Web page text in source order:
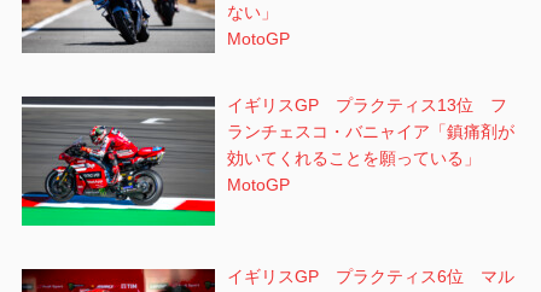
ない」
MotoGP
イギリスGP プラクティス13位 フ
ランチェスコ・バニャイア「鎮痛剤が
効いてくれることを願っている」
MotoGP
イギリスGP プラクティス6位 マル